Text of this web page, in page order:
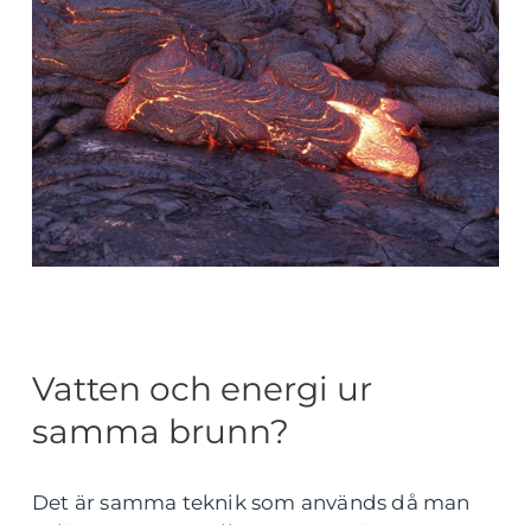
Vatten och energi ur
samma brunn?
Det är samma teknik som används då man